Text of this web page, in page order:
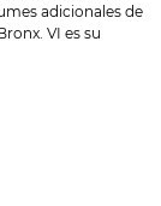
adicionales de
. VI es su